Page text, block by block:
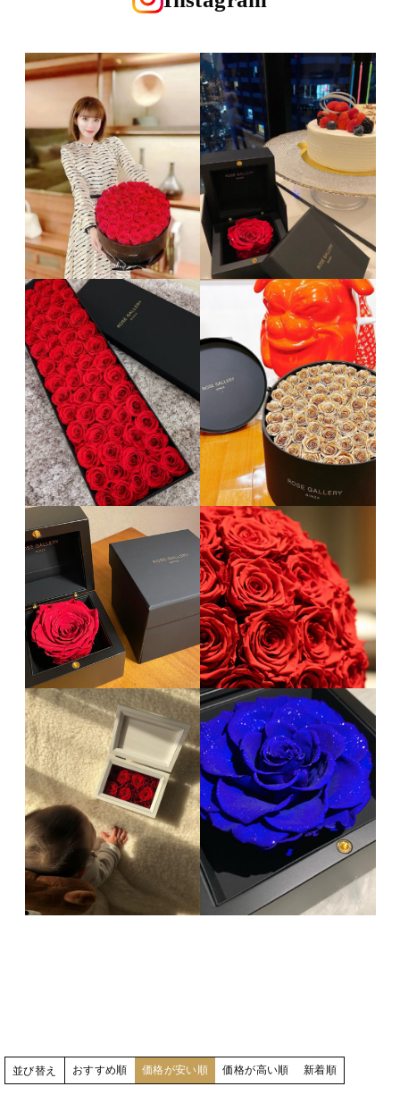
並び替え おすすめ順 価格が安い順 価格が高い順 新着順